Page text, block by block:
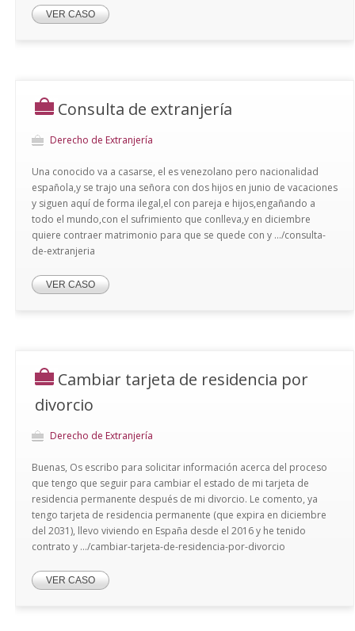
VER CASO
Consulta de extranjería
Derecho de Extranjería
Una conocido va a casarse, el es venezolano pero nacionalidad
española,y se trajo una señora con dos hijos en junio de vacaciones
y siguen aquí de forma ilegal,el con pareja e hijos,engañando a
todo el mundo,con el sufrimiento que conlleva,y en diciembre
quiere contraer matrimonio para que se quede con y .../consulta-
de-extranjeria
VER CASO
Cambiar tarjeta de residencia por
divorcio
Derecho de Extranjería
Buenas, Os escribo para solicitar información acerca del proceso
que tengo que seguir para cambiar el estado de mi tarjeta de
residencia permanente después de mi divorcio. Le comento, ya
tengo tarjeta de residencia permanente (que expira en diciembre
del 2031), llevo viviendo en España desde el 2016 y he tenido
contrato y .../cambiar-tarjeta-de-residencia-por-divorcio
VER CASO